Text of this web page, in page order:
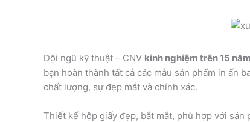
Đội ngũ kỹ thuật – CNV kinh nghiệm trên 15 năm
bạn hoàn thành tất cả các mẫu sản phẩm in ấn
chất lượng, sự đẹp mắt và chính xác.
Thiết kế hộp giấy đẹp, bắt mắt, phù hợp với sản